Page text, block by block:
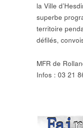
la Ville
superbe
territoire
défilés,
MFR de
Infos : 03 21